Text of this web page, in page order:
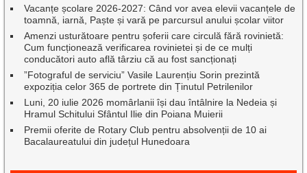
Vacanțe școlare 2026-2027: Când vor avea elevii vacanțele de
toamnă, iarnă, Paște și vară pe parcursul anului școlar viitor
Amenzi usturătoare pentru șoferii care circulă fără rovinietă:
Cum funcționează verificarea rovinietei și de ce mulți
conducători auto află târziu că au fost sancționați
”Fotograful de serviciu” Vasile Laurențiu Sorin prezintă
expoziția celor 365 de portrete din Ținutul Petrilenilor
Luni, 20 iulie 2026 momârlanii își dau întâlnire la Nedeia și
Hramul Schitului Sfântul Ilie din Poiana Muierii
Premii oferite de Rotary Club pentru absolvenții de 10 ai
Bacalaureatului din județul Hunedoara